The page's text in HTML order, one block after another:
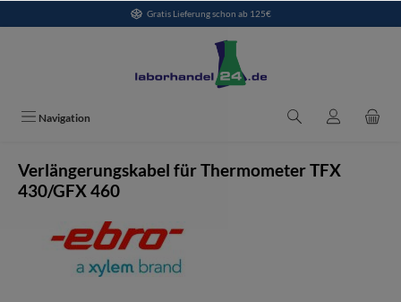
Gratis Lieferung schon ab 125€
Navigation
Verlängerungskabel für Thermometer TFX
430/GFX 460